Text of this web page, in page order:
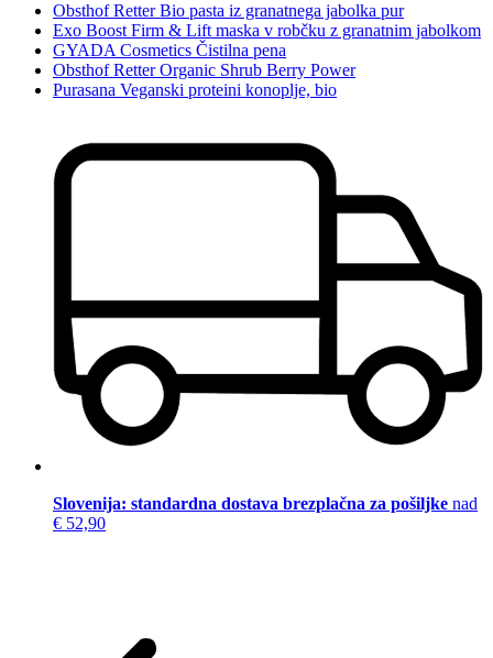
Obsthof Retter Bio pasta iz granatnega jabolka pur
Exo Boost Firm & Lift maska v robčku z granatnim jabolkom
GYADA Cosmetics Čistilna pena
Obsthof Retter Organic Shrub Berry Power
Purasana Veganski proteini konoplje, bio
Slovenija: standardna dostava brezplačna za pošiljke nad
€ 52,90